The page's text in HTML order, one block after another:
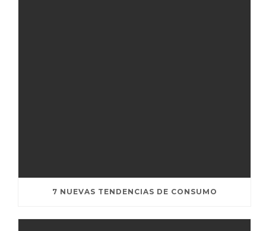
7 NUEVAS TENDENCIAS DE CONSUMO